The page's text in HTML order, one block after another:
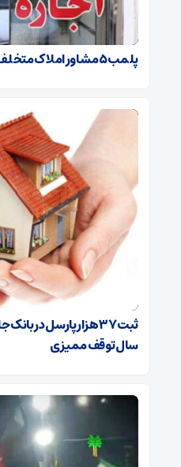
پلمب ۵ مشاور املاک متخلف در رباط‌کریم
سال توقف ممیزی